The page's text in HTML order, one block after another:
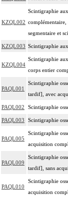
KZQL002
Scintigraphie
segmentaire et
KZQL003 Scintigraphie
KZQL004
Scintigraphie
corps entier
PAQL001
Scintigraphie
tardif], avec
PAQL002 Scintigraphie
PAQL003 Scintigraphie
PAQL005
Scintigraphie
acquisition
PAQL009
Scintigraphie
tardif], sans
PAQL010
Scintigraphie
acquisition